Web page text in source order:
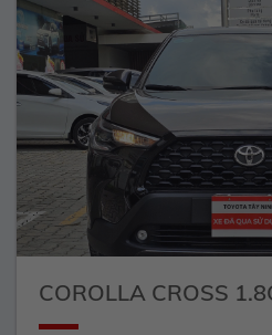
COROLLA CROSS